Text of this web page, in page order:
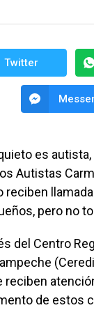
Twitter
es
Autistas
reciben
pero no
del Centro
reciben
de estos